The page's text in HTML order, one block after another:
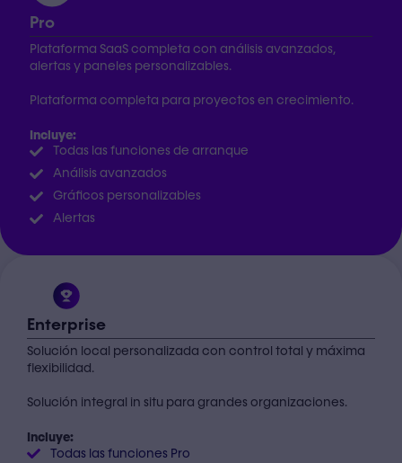
Pro
Plataforma SaaS completa con análisis avanzados,
alertas y paneles personalizables.
Plataforma completa para proyectos en crecimiento.
Incluye:
Todas las funciones de arranque
Análisis avanzados
Gráficos personalizables
Alertas
Enterprise
Solución local personalizada con control total y máxima
flexibilidad.
Solución integral in situ para grandes organizaciones.
Incluye:
Todas las funciones Pro